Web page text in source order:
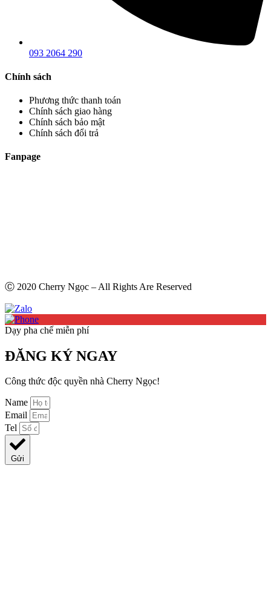
093 2064 290
Chính sách
Phương thức thanh toán
Chính sách giao hàng
Chính sách bảo mật
Chính sách đổi trả
Fanpage
Ⓒ 2020 Cherry Ngọc – All Rights Are Reserved
Dạy pha chế miễn phí
ĐĂNG KÝ NGAY
Công thức độc quyền nhà Cherry Ngọc!
Name
Email
Tel
Gửi